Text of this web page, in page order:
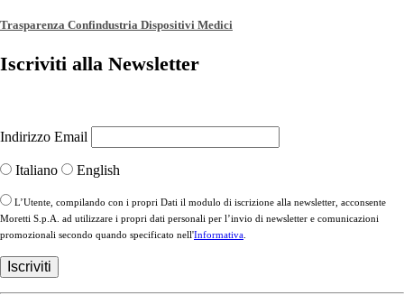
Trasparenza Confindustria Dispositivi Medici
Iscriviti alla Newsletter
Indirizzo Email
Italiano English
L’Utente, compilando con i propri Dati il modulo di iscrizione alla newsletter, acconsente
Moretti S.p.A. ad utilizzare i propri dati personali per l’invio di newsletter e comunicazioni
promozionali secondo quando specificato nell'Informativa